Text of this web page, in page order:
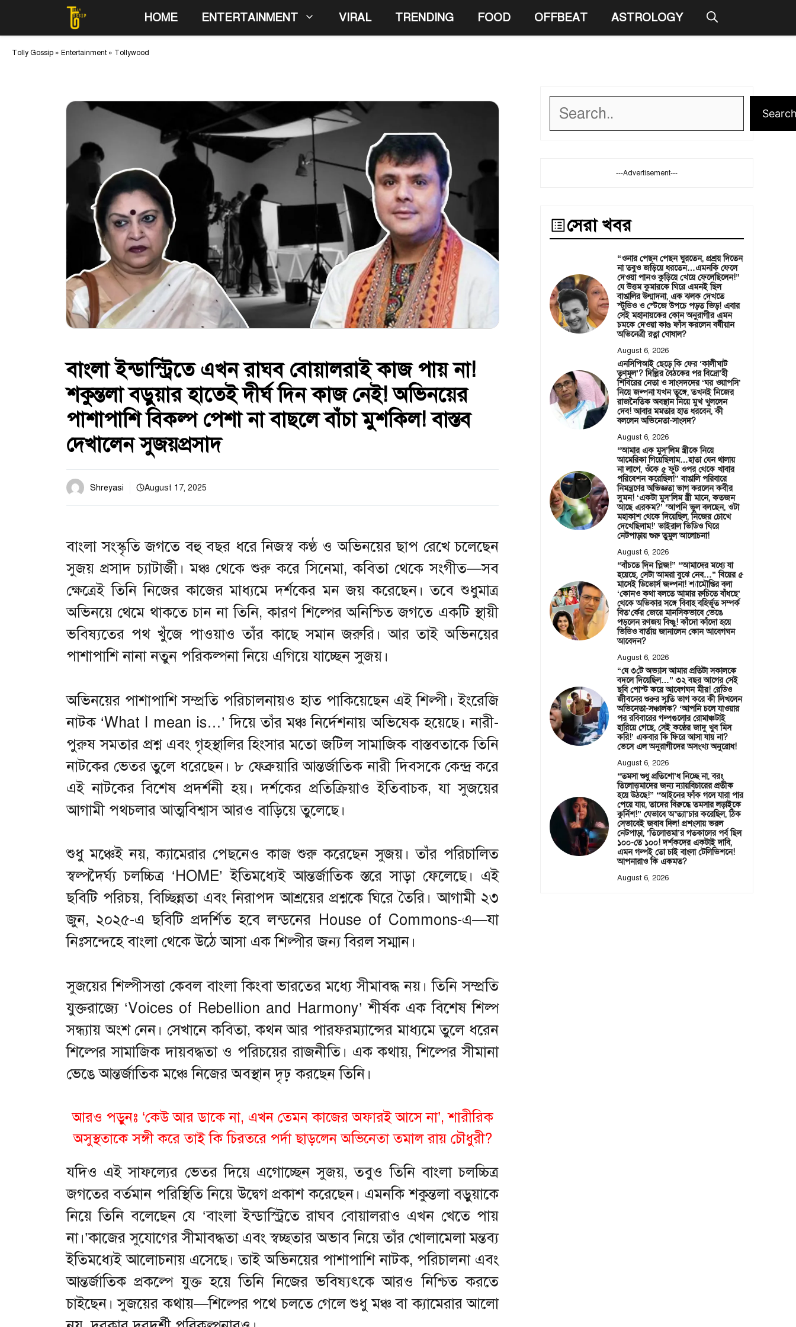
to
content
HOME ENTERTAINMENT VIRAL TRENDING FOOD OFFBEAT ASTROLOGY
Tolly Gossip » Entertainment » Tollywood
বাংলা ইন্ডাস্ট্রিতে এখন রাঘব বোয়ালরাই কাজ পায় না!
শকুন্তলা বড়ুয়ার হাতেই দীর্ঘ দিন কাজ নেই! অভিনয়ের
পাশাপাশি বিকল্প পেশা না বাছলে বাঁচা‌ মুশকিল! বাস্তব
দেখালেন সুজয়প্রসাদ
Shreyasi August 17, 2025
বাংলা সংস্কৃতি জগতে বহু বছর ধরে নিজস্ব কণ্ঠ ও অভিনয়ের ছাপ রেখে চলেছেন
সুজয় প্রসাদ চ্যাটার্জী। মঞ্চ থেকে শুরু করে সিনেমা, কবিতা থেকে সংগীত—সব
ক্ষেত্রেই তিনি নিজের কাজের মাধ্যমে দর্শকের মন জয় করেছেন। তবে শুধুমাত্র
অভিনয়ে থেমে থাকতে চান না তিনি, কারণ শিল্পের অনিশ্চিত জগতে একটি স্থায়ী
ভবিষ্যতের পথ খুঁজে পাওয়াও তাঁর কাছে সমান জরুরি। আর তাই অভিনয়ের
পাশাপাশি নানা নতুন পরিকল্পনা নিয়ে এগিয়ে যাচ্ছেন সুজয়।
অভিনয়ের পাশাপাশি সম্প্রতি পরিচালনায়ও হাত পাকিয়েছেন এই শিল্পী। ইংরেজি
নাটক ‘What I mean is…’ দিয়ে তাঁর মঞ্চ নির্দেশনায় অভিষেক হয়েছে। নারী-
পুরুষ সমতার প্রশ্ন এবং গৃহস্থালির হিংসার মতো জটিল সামাজিক বাস্তবতাকে তিনি
নাটকের ভেতর তুলে ধরেছেন। ৮ ফেব্রুয়ারি আন্তর্জাতিক নারী দিবসকে কেন্দ্র করে
এই নাটকের বিশেষ প্রদর্শনী হয়। দর্শকের প্রতিক্রিয়াও ইতিবাচক, যা সুজয়ের
আগামী পথচলার আত্মবিশ্বাস আরও বাড়িয়ে তুলেছে।
শুধু মঞ্চেই নয়, ক্যামেরার পেছনেও কাজ শুরু করেছেন সুজয়। তাঁর পরিচালিত
স্বল্পদৈর্ঘ্য চলচ্চিত্র ‘HOME’ ইতিমধ্যেই আন্তর্জাতিক স্তরে সাড়া ফেলেছে। এই
ছবিটি পরিচয়, বিচ্ছিন্নতা এবং নিরাপদ আশ্রয়ের প্রশ্নকে ঘিরে তৈরি। আগামী ২৩
জুন, ২০২৫-এ ছবিটি প্রদর্শিত হবে লন্ডনের House of Commons-এ—যা
নিঃসন্দেহে বাংলা থেকে উঠে আসা এক শিল্পীর জন্য বিরল সম্মান।
সুজয়ের শিল্পীসত্তা কেবল বাংলা কিংবা ভারতের মধ্যে সীমাবদ্ধ নয়। তিনি সম্প্রতি
যুক্তরাজ্যে ‘Voices of Rebellion and Harmony’ শীর্ষক এক বিশেষ শিল্প
সন্ধ্যায় অংশ নেন। সেখানে কবিতা, কথন আর পারফরম্যান্সের মাধ্যমে তুলে ধরেন
শিল্পের সামাজিক দায়বদ্ধতা ও পরিচয়ের রাজনীতি। এক কথায়, শিল্পের সীমানা
ভেঙে আন্তর্জাতিক মঞ্চে নিজের অবস্থান দৃঢ় করছেন তিনি।
আরও পড়ুনঃ ‘কেউ আর ডাকে না, এখন তেমন কাজের অফার‌ই আসে না’, শারীরিক
অসুস্থতাকে সঙ্গী করে তাই কি চিরতরে পর্দা ছাড়লেন অভিনেতা তমাল রায় চৌধুরী?
যদিও এই সাফল্যের ভেতর দিয়ে এগোচ্ছেন সুজয়, তবুও তিনি বাংলা চলচ্চিত্র
জগতের বর্তমান পরিস্থিতি নিয়ে উদ্বেগ প্রকাশ করেছেন। এমনকি শকুন্তলা বড়ুয়াকে
নিয়ে তিনি বলেছেন যে ‘বাংলা ইন্ডাস্ট্রিতে রাঘব বোয়ালরাও এখন খেতে পায়
না।’কাজের সুযোগের সীমাবদ্ধতা এবং স্বচ্ছতার অভাব নিয়ে তাঁর খোলামেলা মন্তব্য
ইতিমধ্যেই আলোচনায় এসেছে। তাই অভিনয়ের পাশাপাশি নাটক, পরিচালনা এবং
আন্তর্জাতিক প্রকল্পে যুক্ত হয়ে তিনি নিজের ভবিষ্যৎকে আরও নিশ্চিত করতে
চাইছেন। সুজয়ের কথায়—শিল্পের পথে চলতে গেলে শুধু মঞ্চ বা ক্যামেরার আলো
Search
---Advertisement---
সেরা খবর
“ওনার পেছন পেছন ঘুরতেন, প্রশ্রয় দিতেন
না তবুও জড়িয়ে ধরতেন…এমনকি ফেলে
দেওয়া পানও কুড়িয়ে খেয়ে ফেলেছিলেন!”
যে উত্তম কুমারকে ঘিরে এমনই ছিল
বাঙালির উন্মাদনা, এক ঝলক দেখতে
স্টুডিও ও স্টেজে উপচে পড়ত ভিড়! এবার
সেই মহানায়কের কোন অনুরাগীর এমন
চমকে দেওয়া কাণ্ড ফাঁস করলেন বর্ষীয়ান
অভিনেত্রী রত্না ঘোষাল?
August 6, 2026
এনসিপিআই ছেড়ে কি ফের ‘কালীঘাট
তৃণমূল’? দিল্লির বৈঠকের পর বিদ্রো’হী
শিবিরের নেতা ও সাংসদদের ‘ঘর ওয়াপসি’
নিয়ে জল্পনা যখন তুঙ্গে, তখনই নিজের
রাজনৈতিক অবস্থান নিয়ে মুখ খুললেন
দেব! আবার মমতার হাত ধরবেন, কী
বললেন অভিনেতা-সাংসদ?
August 6, 2026
“আমার এক মুস’লিম স্ত্রীকে নিয়ে
আমেরিকা গিয়েছিলাম…হাতা যেন থালায়
না লাগে, ওঁকে ৫ ফুট ওপর থেকে খাবার
পরিবেশন করেছিল!” বাঙালি পরিবারে
নিমন্ত্রণের অভিজ্ঞতা ভাগ করলেন কবীর
সুমন! ‘একটা মুস’লিম স্ত্রী মানে, কতজন
আছে এরকম?’ ‘আপনি ভুল বলছেন, ওটা
মহাকাশ থেকে দিয়েছিল, নিজের চোখে
দেখেছিলাম!’ ভাইরাল ভিডিও ঘিরে
নেটপাড়ায় শুরু তুমুল আলোচনা!
August 6, 2026
“বাঁচতে দিন প্লিজ!” “আমাদের মধ্যে যা
হয়েছে, সেটা আমরা বুঝে নেব…” বিয়ের ৫
মাসেই ডিভোর্স জল্পনা! শ্যামৌপ্তির বলা
‘কোনও কথা বলতে আমার রুচিতে বাঁধছে’
থেকে অভিকার সঙ্গে বিবাহ বহির্ভূত সম্পর্ক
বিত’র্কের জেরে মানসিকভাবে ভেঙে
পড়লেন রণজয় বিষ্ণু! কাঁদো কাঁদো হয়ে
ভিডিও বার্তায় জানালেন কোন আবেগঘন
আবেদন?
August 6, 2026
“যে ৩টে অভ্যাস আমার প্রতিটা সকালকে
বদলে দিয়েছিল…” ৩২ বছর আগের সেই
ছবি পোস্ট করে আবেগঘন মীর! রেডিও
জীবনের শুরুর স্মৃতি ভাগ করে কী লিখলেন
অভিনেতা-সঞ্চালক? ‘আপনি চলে যাওয়ার
পর রবিবারের গল্পগুলোর রোমাঞ্চটাই
হারিয়ে গেছে, সেই কণ্ঠের জাদু খুব মিস
করি!’ একবার কি ফিরে আসা যায় না?
ভেসে এল অনুরাগীদের অসংখ্য অনুরোধ!
August 6, 2026
“তমসা শুধু প্রতিশো’ধ নিচ্ছে না, বরং
তিলোত্তমাদের জন্য ন্যায়বিচারের প্রতীক
হয়ে উঠছে!” “আইনের ফাঁক গলে যারা পার
পেয়ে যায়, তাদের বিরুদ্ধে তমসার লড়াইকে
কুর্নিশ!” যেভাবে অ’ত্যা’চার করেছিল, ঠিক
সেভাবেই জবাব দিল! প্রশংসায় ভরল
নেটপাড়া, ‘তিলোত্তমা’র গতকালের পর্ব ছিল
১০০-তে ১০০! দর্শকদের একটাই দাবি,
এমন গল্পই তো চাই বাংলা টেলিভিশনে!
আপনারাও কি একমত?
August 6, 2026